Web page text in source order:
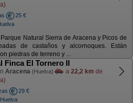
25 €
Natural Sierra de Aracena y Picos de
de castaños y alcornoques. Están
piedras de terreno y ...
Finca El Tornero II
Aracena (Huelva) a 22,2 km de
29 €